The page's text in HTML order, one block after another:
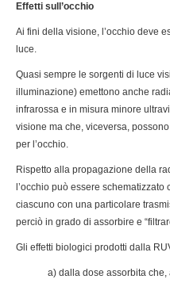
Effetti sull’occhio
Ai fini della visione, l’occhio deve
luce.
Quasi sempre le sorgenti di luce
illuminazione) emettono anche
infrarossa e in misura minore
visione ma che, viceversa,
per l’occhio.
Rispetto alla propagazione della
l’occhio può essere
ciascuno con una particolare
perciò in grado di assorbire e
Gli effetti biologici prodotti dalla
a) dalla dose assorbita